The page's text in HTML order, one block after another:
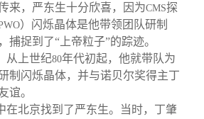
来，严东生十分欣喜，因为CMS探
）闪烁晶体是他带领团队研制
捕捉到了“上帝粒子”的踪迹。
从上世纪80年代初起，他就带队为
制闪烁晶体，并与诺贝尔奖得主丁
谊。
在北京找到了严东生。当时，丁肇